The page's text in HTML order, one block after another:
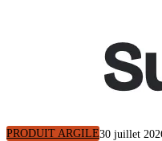
PRODUIT ARGILE30 juillet